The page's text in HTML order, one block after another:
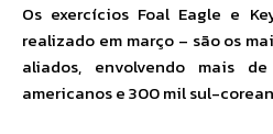
Os exercícios Foal Eagle e
realizado em março – são os
aliados, envolvendo mais
americanos e 300 mil sul-